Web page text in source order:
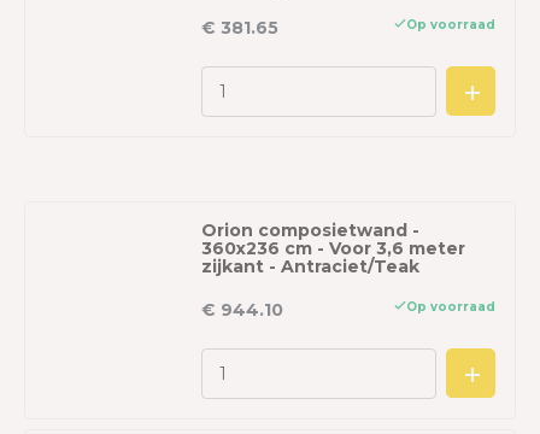
€ 381.65
Op voorraad
Orion composietwand -
360x236 cm - Voor 3,6 meter
zijkant - Antraciet/Teak
€ 944.10
Op voorraad